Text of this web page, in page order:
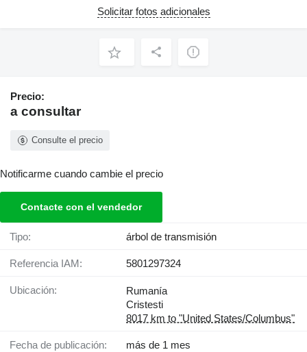
Solicitar fotos adicionales
Precio:
a consultar
Consulte el precio
Notificarme cuando cambie el precio
Contacte con el vendedor
Tipo: árbol de transmisión
Referencia IAM: 5801297324
Ubicación:
Rumanía
Cristesti
8017 km to "United States/Columbus"
Fecha de publicación: más de 1 mes